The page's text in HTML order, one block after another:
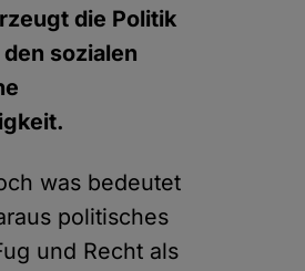
die Politik
sozialen
was bedeutet
politisches
und Recht als